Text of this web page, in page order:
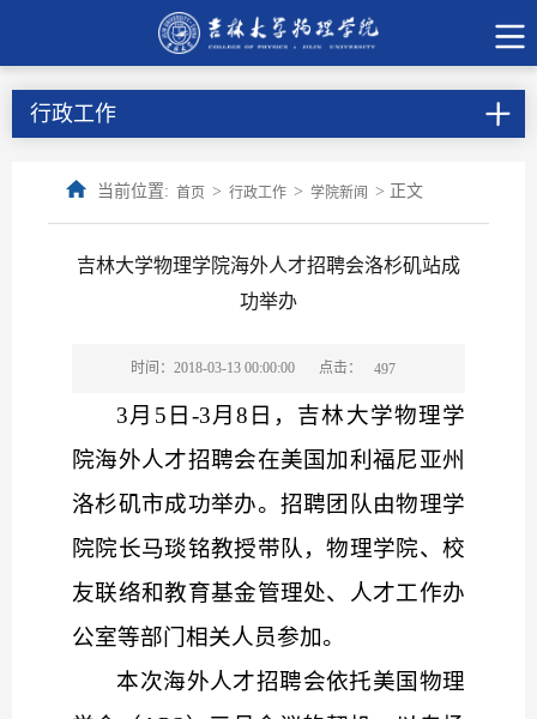
行政工作
当前位置: 首页 > 行政工作 > 学院新闻 > 正文
吉林大学物理学院海外人才招聘会洛杉矶站成
功举办
时间：2018-03-13 00:00:00 点击： 497
3月5日-3月8日，吉林大学物理学
院海外人才招聘会在美国加利福尼亚州
洛杉矶市成功举办。招聘团队由物理学
院院长马琰铭教授带队，物理学院、校
友联络和教育基金管理处、人才工作办
公室等部门相关人员参加。
本次海外人才招聘会依托美国物理